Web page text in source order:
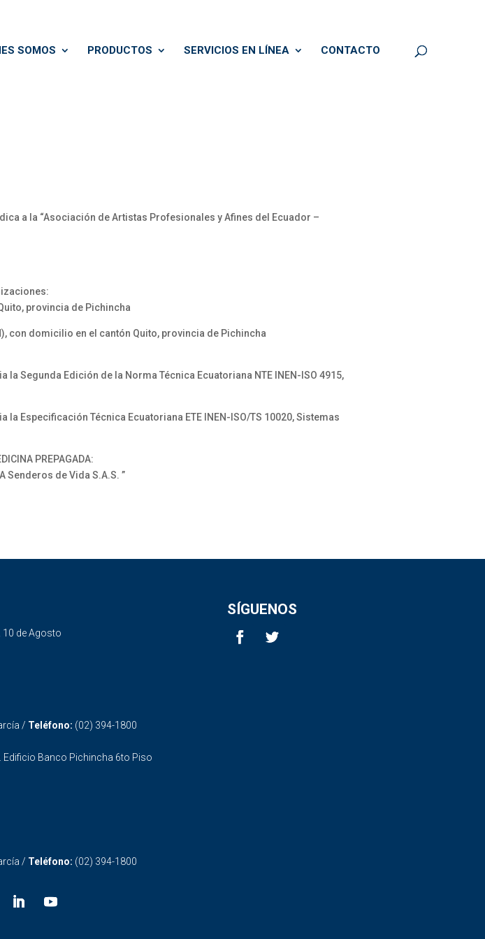
SOMOS PRODUCTOS SERVICIOS EN LÍNEA CONTACTO
a la “Asociación de Artistas Profesionales y Afines del Ecuador –
provincia de Pichincha
con domicilio en el cantón Quito, provincia de Pichincha
Segunda Edición de la Norma Técnica Ecuatoriana NTE INEN-ISO 4915,
Especificación Técnica Ecuatoriana ETE INEN-ISO/TS 10020, Sistemas
PREPAGADA:
Senderos de Vida S.A.S. ”
10 de Agosto
SÍGUENOS
/ Teléfono: (02) 394-1800
Edificio Banco Pichincha 6to Piso
/ Teléfono: (02) 394-1800